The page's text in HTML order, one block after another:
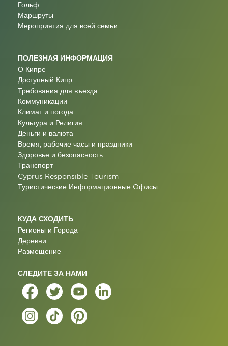
Гольф
Маршруты
Мероприятия для всей семьи
ПОЛЕЗНАЯ ИНФОРМАЦИЯ
О Кипре
Доступный Кипр
Требования для въезда
Коммуникации
Климат и погода
Культура и Религия
Деньги и валюта
Время, рабочие часы и праздники
Здоровье и безопасность
Транспорт
Cyprus Responsible Tourism
Туристические Информационные Oфисы
КУДА СХОДИТЬ
Регионы и Города
Деревни
Размещение
СЛЕДИТЕ ЗА НАМИ